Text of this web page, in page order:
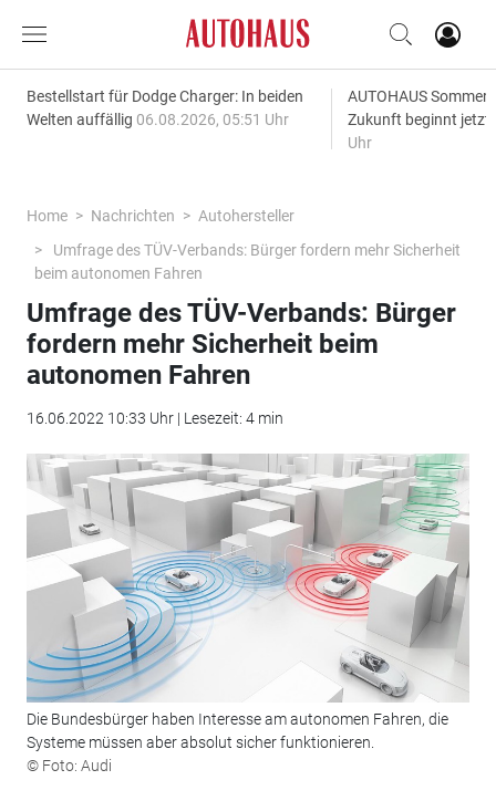
Bestellstart für Dodge Charger: In beiden
Welten auffällig 06.08.2026, 05:51 Uhr
AUTOHAUS
Zukunft beginnt jetzt
Uhr
Home Nachrichten
Autohersteller
Umfrage des TÜV-Verbands: Bürger fordern mehr Sicherheit
beim autonomen Fahren
Umfrage des TÜV-Verbands: Bürger
fordern mehr Sicherheit beim
autonomen Fahren
16.06.2022 10:33 Uhr | Lesezeit: 4 min
Die Bundesbürger haben Interesse am autonomen Fahren, die
Systeme müssen aber absolut sicher funktionieren.
© Foto: Audi